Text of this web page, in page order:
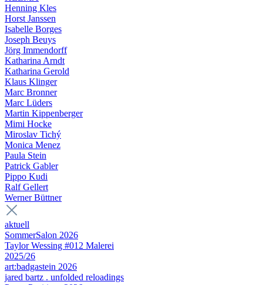
Henning Kles
Horst Janssen
Isabelle Borges
Joseph Beuys
Jörg Immendorff
Katharina Arndt
Katharina Gerold
Klaus Klinger
Marc Bronner
Marc Lüders
Martin Kippenberger
Mimi Hocke
Miroslav Tichý
Monica Menez
Paula Stein
Patrick Gabler
Pippo Kudi
Ralf Gellert
Werner Büttner
aktuell
SommerSalon 2026
Taylor Wessing #012 Malerei
2025/26
art:badgastein 2026
jared bartz . unfolded reloadings